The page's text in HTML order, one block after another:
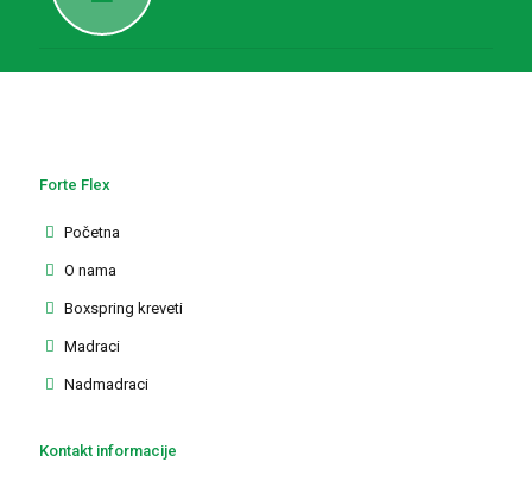
Forte Flex
Početna
O nama
Boxspring kreveti
Madraci
Nadmadraci
Kontakt informacije